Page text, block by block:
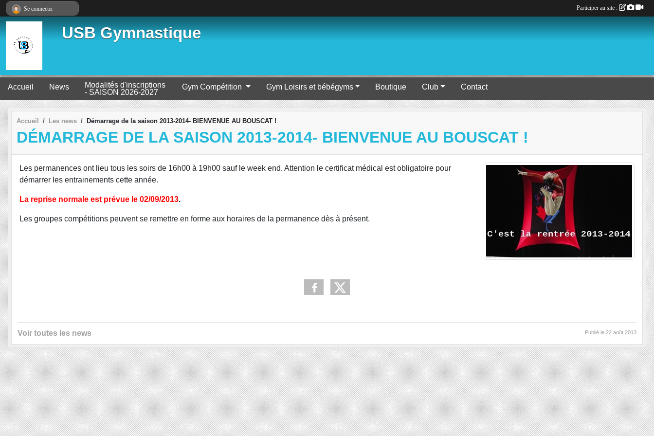
USB Gymnastique
Accueil News
Modalités d'inscriptions
- SAISON 2026-2027
Gym Compétition Gym Loisirs et bébégyms Boutique Club Contact
Accueil Les news Démarrage de la saison 2013-2014- BIENVENUE AU BOUSCAT !
DÉMARRAGE DE LA SAISON 2013-2014- BIENVENUE AU BOUSCAT !
Les permanences ont lieu tous les soirs de 16h00 à 19h00 sauf le week end. Attention le certificat médical est obligatoire pour
démarrer les entrainements cette année.
La reprise normale est prévue le 02/09/2013.
Les groupes compétitions peuvent se remettre en forme aux horaires de la permanence dès à présent.
Voir toutes les news Publié le 22 août 2013
Se connecter Participer au site :
Panneau de gestion des cookies